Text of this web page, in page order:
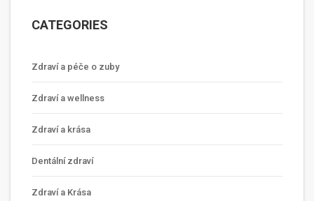
CATEGORIES
Zdraví a péče o zuby
Zdraví a wellness
Zdraví a krása
Dentální zdraví
Zdraví a Krása